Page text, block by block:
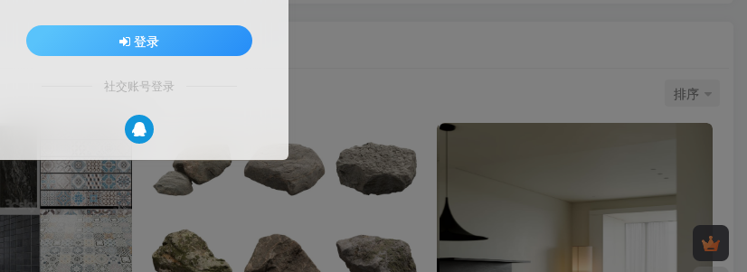
排序
登录
社交账号登录